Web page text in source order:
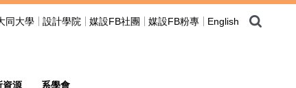
同大學 設計學院 媒設FB社團 媒設FB粉專 English
資源 系學會